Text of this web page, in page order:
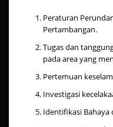
Peraturan
Pertambangan.
Tugas dan
pada area yang
Pertemuan
Investigasi
Identifikasi Bahaya